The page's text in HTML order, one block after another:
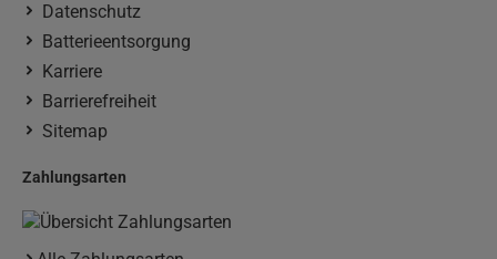
Datenschutz
Batterieentsorgung
Karriere
Barrierefreiheit
Sitemap
Zahlungsarten